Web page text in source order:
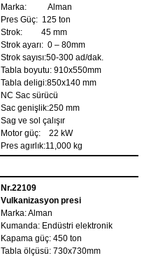
Marka: Alman
Pres Güç: 125 ton
Strok: 45 mm
Strok ayarı: 0 – 80mm
Strok sayısı:50-300 ad/dak.
Tabla boyutu: 910x550mm
Tabla deligi:850x140 mm
NC Sac sürücü
Sac genişlik:250 mm
Sag ve sol çalışır
Motor güç: 22 kW
Pres agırlık:11,000 kg
Nr.22109
Vulkanizasyon presi
Marka: Alman
Kumanda: Endüstri elektronik
Kapama güç: 450 ton
Tabla ölçüsü: 730x730mm